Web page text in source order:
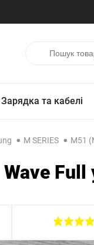
Зарядка та кабелі
M SERIES M51